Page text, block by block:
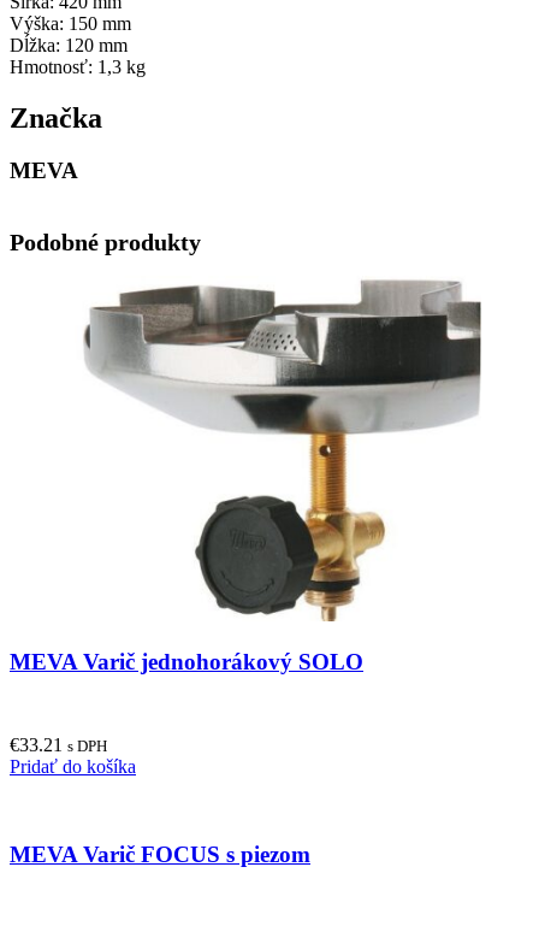
Výška: 150 mm
Dĺžka: 120 mm
Hmotnosť: 1,3 kg
Značka
MEVA
Podobné produkty
MEVA Varič jednohorákový SOLO
€33.21 s DPH
Pridať do košíka
MEVA Varič FOCUS s piezom